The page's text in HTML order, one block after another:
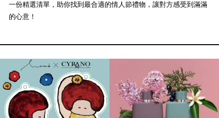
一份精選清單，助你找到最合適的情人節禮物，讓對方感受到滿滿
的心意！